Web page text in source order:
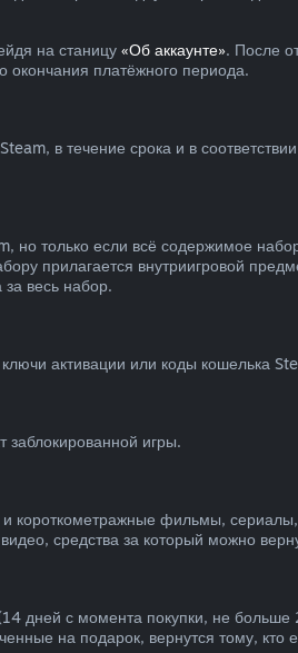
на станицу «Об аккаунте». После
окончания платёжного периода.
в течение срока и в
но только если всё содержимое
прилагается внутриигровой
весь набор.
активации или коды кошелька
заблокированной игры.
короткометражные фильмы,
средства за который можно
дней с момента покупки, не больше
на подарок, вернутся тому, кто